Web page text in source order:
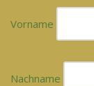
Vorname
Nachname